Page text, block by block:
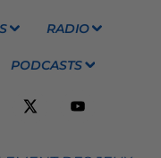
RADIO
PODCASTS